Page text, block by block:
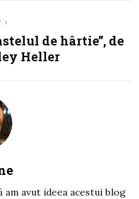
de hârtie”, de
Heller
am avut ideea acestui blog